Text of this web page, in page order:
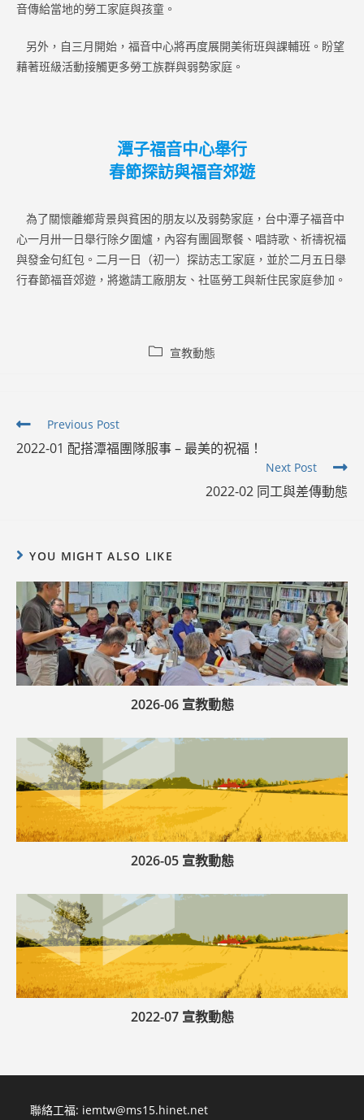
音傳給當地的勞工家庭與孩童。
另外，自三月開始，福音中心將再度展開美術班與課輔班。盼望
藉著班級活動接觸更多勞工族群與弱勢家庭。
潭子福音中心舉行
春節探訪與福音郊遊
為了關懷離鄉背景與貧困的朋友以及弱勢家庭，台中潭子福音中
心一月卅一日舉行除夕圍爐，內容有團圓聚餐、唱詩歌、祈禱祝福
與發金句紅包。二月一日（初一）探訪志工家庭，並於二月五日舉
行春節福音郊遊，將邀請工廠朋友、社區勞工與新住民家庭參加。
Post 宣教動態
Read
articles
Previous Post
2022-01 配搭潭福團隊服事 – 最美的祝福！
Next Post
2022-02 同工與差傳動態
YOU MIGHT ALSO LIKE
2026-06 宣教動態
2026-05 宣教動態
2022-07 宣教動態
聯絡工福: iemtw@ms15.hinet.net